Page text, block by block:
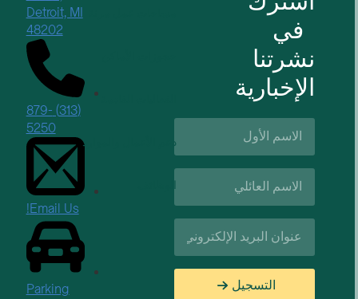
في
نشرتنا
الإخبارية
الاسم
الأول*
اسم
العائلة*
البريد
الإلكتروني*
التسجيل
دعم الأعمال والموارد
الوظائف
Detroit, MI
48202
(313) 879-
5250
Email Us!
Parking